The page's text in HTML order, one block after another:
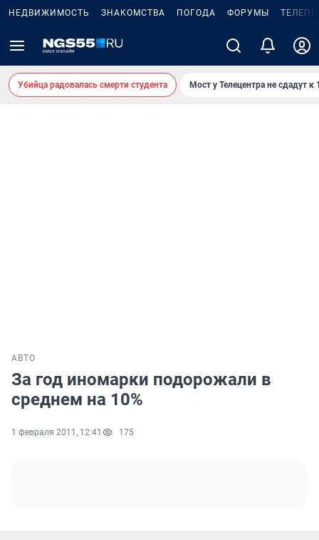
НЕДВИЖИМОСТЬ ЗНАКОМСТВА ПОГОДА ФОРУМЫ
Убийца радовалась смерти студента Мост у Телецентра не сдадут к
АВТО
За год иномарки подорожали в
среднем на 10%
1 февраля 2011, 12:41 175